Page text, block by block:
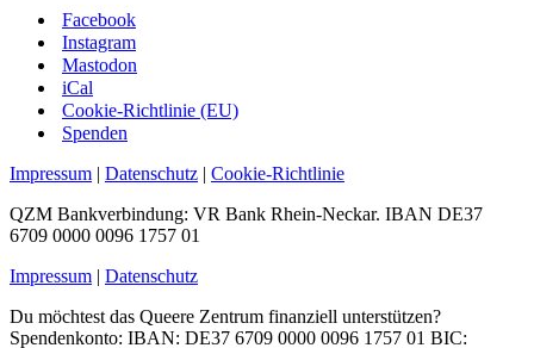
Facebook
Instagram
Mastodon
iCal
Cookie-Richtlinie (EU)
Spenden
Impressum | Datenschutz | Cookie-Richtlinie
QZM Bankverbindung: VR Bank Rhein-Neckar. IBAN DE37
6709 0000 0096 1757 01
Impressum | Datenschutz
Du möchtest das Queere Zentrum finanziell unterstützen?
Spendenkonto: IBAN: DE37 6709 0000 0096 1757 01 BIC: